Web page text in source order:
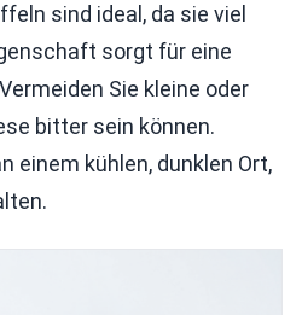
sind ideal, da sie viel
sorgt für eine
Sie kleine oder
bitter sein können.
einem kühlen, dunklen Ort,